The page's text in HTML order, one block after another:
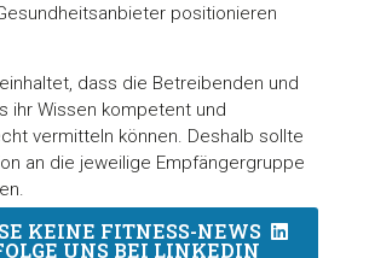
positionieren
dass die Betreibenden und
ihr Wissen kompetent und
vermitteln können. Deshalb sollte
an die jeweilige Empfängergruppe
KEINE FITNESS-NEWS
UNS BEI LINKEDIN